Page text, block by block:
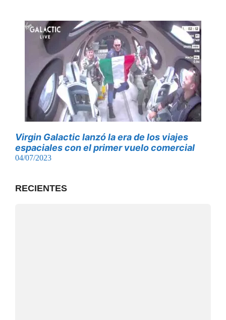
Virgin Galactic lanzó la era de los viajes
espaciales con el primer vuelo comercial
04/07/2023
RECIENTES